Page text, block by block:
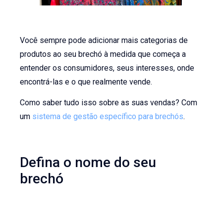
Você sempre pode adicionar mais categorias de
produtos ao seu brechó à medida que começa a
entender os consumidores, seus interesses, onde
encontrá-las e o que realmente vende.
Como saber tudo isso sobre as suas vendas? Com
um sistema de gestão específico para brechós.
Defina o nome do seu
brechó